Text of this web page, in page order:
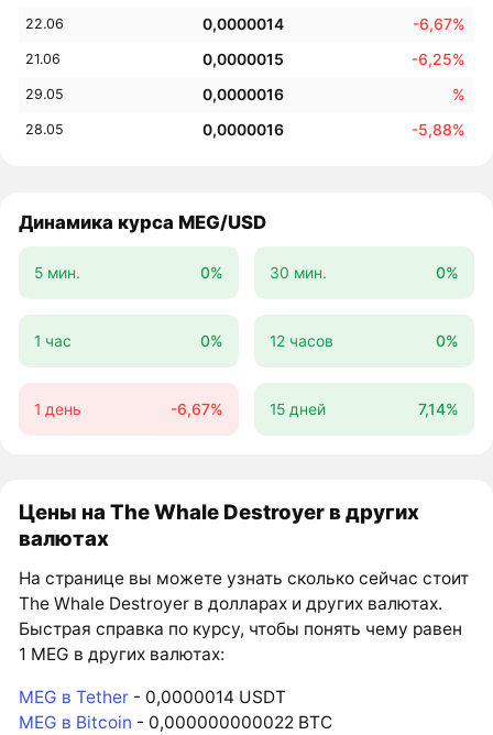
22.06 0,0000014 -6,67%
21.06 0,0000015 -6,25%
29.05 0,0000016 %
28.05 0,0000016 -5,88%
Динамика курса MEG/USD
5 мин. 0% 30 мин. 0%
1 час 0% 12 часов 0%
1 день -6,67% 15 дней 7,14%
Цены на The Whale Destroyer в других
валютах
На странице вы можете узнать сколько сейчас стоит
The Whale Destroyer в долларах и других валютах.
Быстрая справка по курсу, чтобы понять чему равен
1 MEG в других валютах:
MEG в Tether - 0,0000014 USDT
MEG в Bitcoin - 0,000000000022 BTC